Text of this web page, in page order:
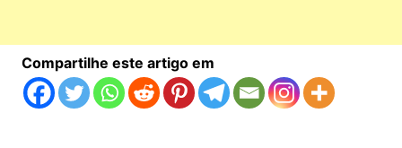
Compartilhe este artigo em